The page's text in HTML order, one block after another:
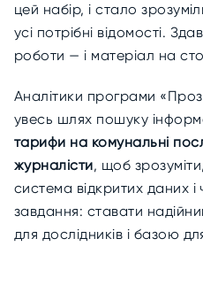
цей набір, і стало
усі потрібні відомості.
роботи — і матеріал на
Аналітики програми
увесь шлях пошуку
тарифи на комунальні
журналісти, щоб
система відкритих даних
завдання: ставати
для дослідників і базою